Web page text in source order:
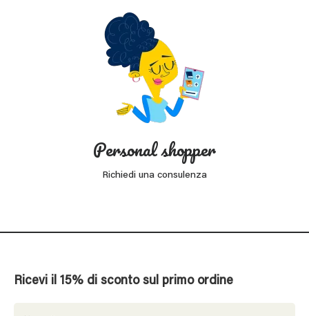
Personal shopper
Richiedi una consulenza
Ricevi il 15% di sconto sul primo ordine